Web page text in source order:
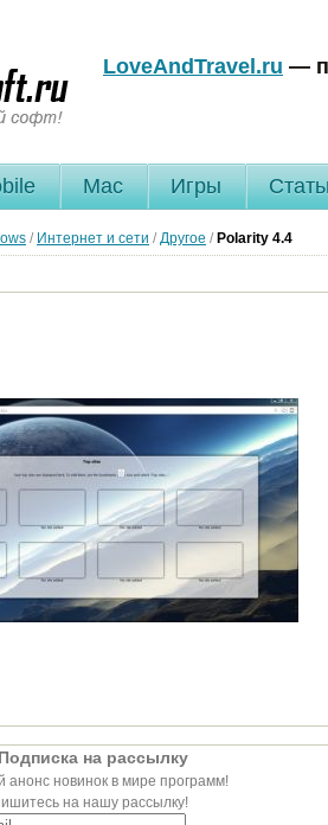
LoveAndTravel.ru —
Mac Игры
/ Интернет и сети / Другое / Polarity 4.4
Подписка на рассылку
анонс новинок в мире программ!
на нашу рассылку!